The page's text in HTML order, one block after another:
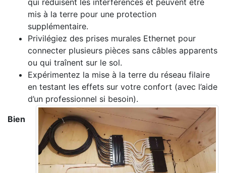
qui réduisent les interférences et peuvent être
mis à la terre pour une protection
supplémentaire.
Privilégiez des prises murales Ethernet pour
connecter plusieurs pièces sans câbles apparents
ou qui traînent sur le sol.
Expérimentez la mise à la terre du réseau filaire
en testant les effets sur votre confort (avec l’aide
d’un professionnel si besoin).
Bien